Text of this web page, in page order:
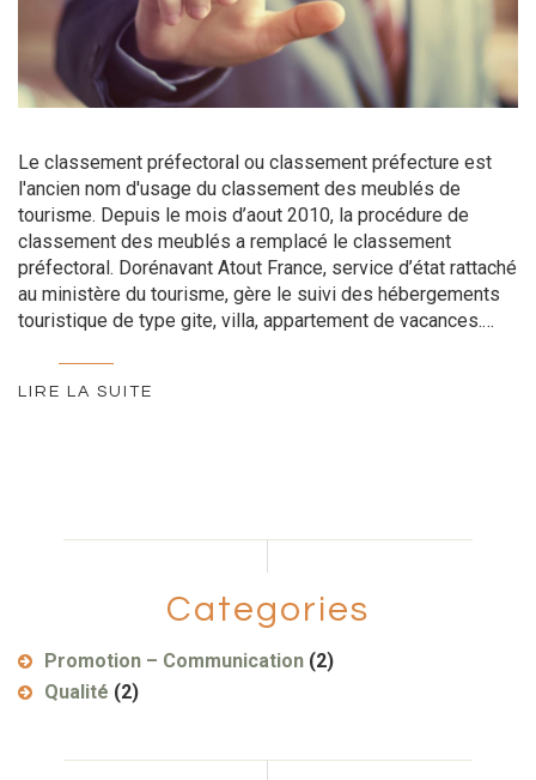
Le classement préfectoral ou classement préfecture est
l'ancien nom d'usage du classement des meublés de
tourisme. Depuis le mois d’aout 2010, la procédure de
classement des meublés a remplacé le classement
préfectoral. Dorénavant Atout France, service d’état rattaché
au ministère du tourisme, gère le suivi des hébergements
touristique de type gite, villa, appartement de vacances.…
LIRE LA SUITE
Categories
Promotion – Communication (2)
Qualité (2)